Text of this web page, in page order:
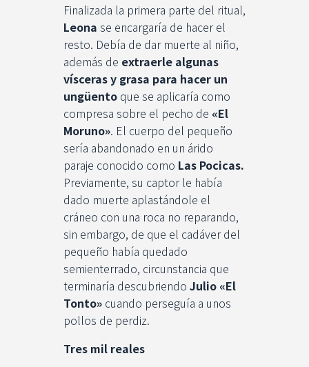
Finalizada la primera parte del ritual,
Leona se encargaría de hacer el
resto. Debía de dar muerte al niño,
además de extraerle algunas
vísceras y grasa para hacer un
ungüento que se aplicaría como
compresa sobre el pecho de «El
Moruno». El cuerpo del pequeño
sería abandonado en un árido
paraje conocido como Las Pocicas.
Previamente, su captor le había
dado muerte aplastándole el
cráneo con una roca no reparando,
sin embargo, de que el cadáver del
pequeño había quedado
semienterrado, circunstancia que
terminaría descubriendo Julio «El
Tonto»cuando perseguía a unos
pollos de perdiz.
Tres mil reales